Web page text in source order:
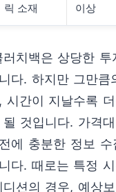
릭 소재
이상
치백은 상당한 투
다. 하지만 그만큼
시간이 지날수록
것입니다. 가격
에 충분한 정보 수
다. 때로는 특정
션의 경우, 예상